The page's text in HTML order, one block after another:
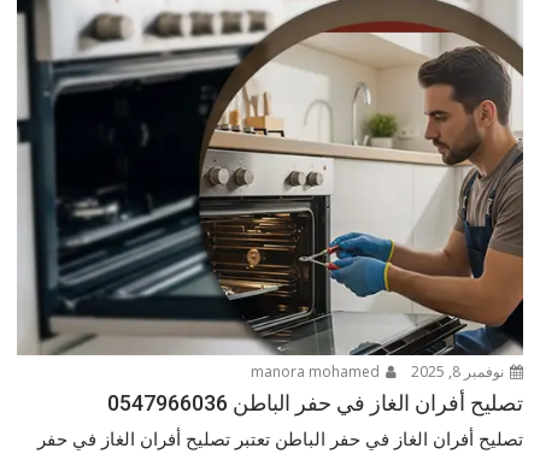
نوفمبر 8, 2025
تصليح أفران الغاز في حفر الباطن 0547966036
تصليح أفران الغاز في حفر الباطن تعتبر تصليح أفران الغاز في حفر